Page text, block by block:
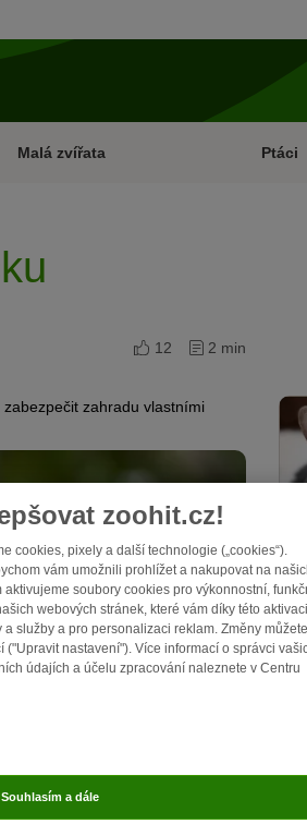
Malá zvířata Ptáci
12
2 min
zahradu vlastními
zoohit.cz!
cookies, pixely a další technologie („cookies“).
vám umožnili prohlížet a nakupovat na
soubory cookies pro výkonnostní,
webových stránek, které vám díky této aktivaci
služby a pro personalizaci reklam. Změny můžete
nastavení"). Více informací o správci
údajích a účelu zpracování naleznete v Centru
Souhlasím a dále